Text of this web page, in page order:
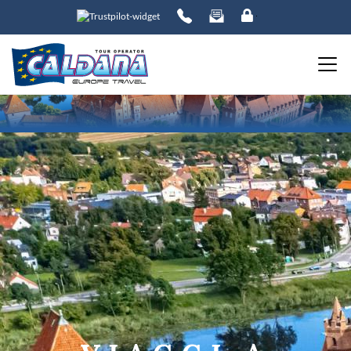
ORDINA PER:
PREZZO
da a
DESTINAZIONE
DATE